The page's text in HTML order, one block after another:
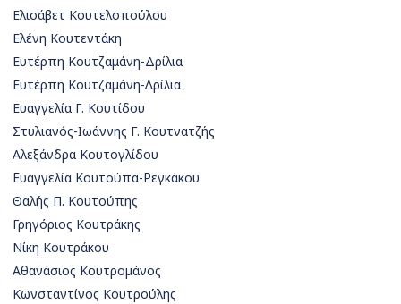
Ελισάβετ Κουτελοπούλου
Ελένη Κουτεντάκη
Ευτέρπη Κουτζαμάνη-Δρίλια
Ευτέρπη Κουτζαμάνη-∆ρίλια
Ευαγγελία Γ. Κουτίδου
Στυλιανός-Ιωάννης Γ. Κουτνατζής
Αλεξάνδρα Κουτογλίδου
Ευαγγελία Κουτούπα-Ρεγκάκου
Θαλής Π. Κουτούπης
Γρηγόριος Κουτράκης
Νίκη Κουτράκου
Αθανάσιος Κουτρομάνος
Κωνσταντίνος Κουτρούλης